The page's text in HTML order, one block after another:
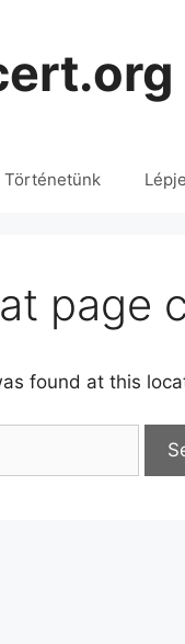
Történetünk
page
found at this